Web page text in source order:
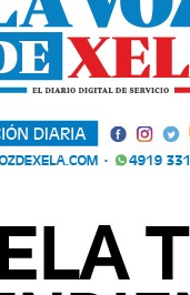
ATRAPADAS
fueron rescatados
informó el
fueron